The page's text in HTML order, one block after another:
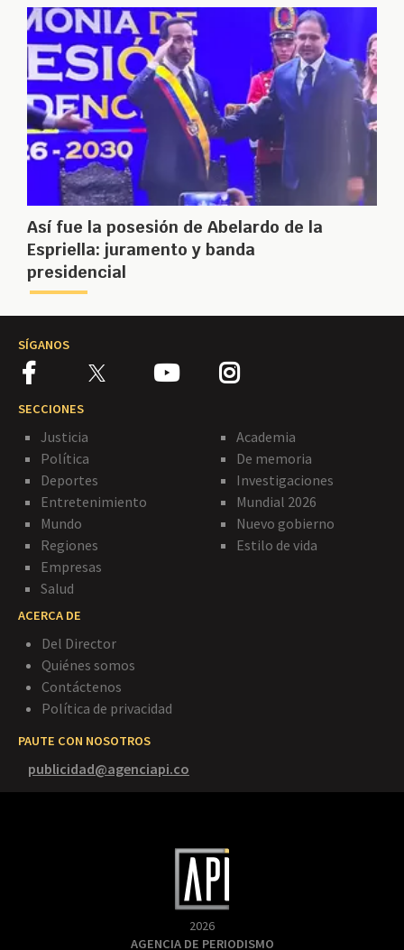
Así fue la posesión de Abelardo de la
Espriella: juramento y banda
presidencial
SÍGANOS
SECCIONES
Justicia
Política
Deportes
Entretenimiento
Mundo
Regiones
Empresas
Salud
Academia
De memoria
Investigaciones
Mundial 2026
Nuevo gobierno
Estilo de vida
ACERCA DE
Del Director
Quiénes somos
Contáctenos
Política de privacidad
PAUTE CON NOSOTROS
publicidad@agenciapi.co
2026
AGENCIA DE PERIODISMO